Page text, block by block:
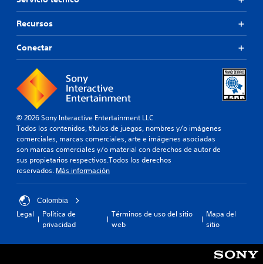
Recursos
Conectar
© 2026 Sony Interactive Entertainment LLC
Todos los contenidos, títulos de juegos, nombres y/o imágenes
comerciales, marcas comerciales, arte e imágenes asociadas
son marcas comerciales y/o material con derechos de autor de
sus propietarios respectivos.Todos los derechos
reservados. Más información
Colombia
Legal
Política de
privacidad
Términos de uso del sitio
web
Mapa del
sitio